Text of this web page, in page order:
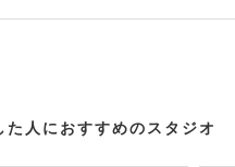
人におすすめのスタジオ